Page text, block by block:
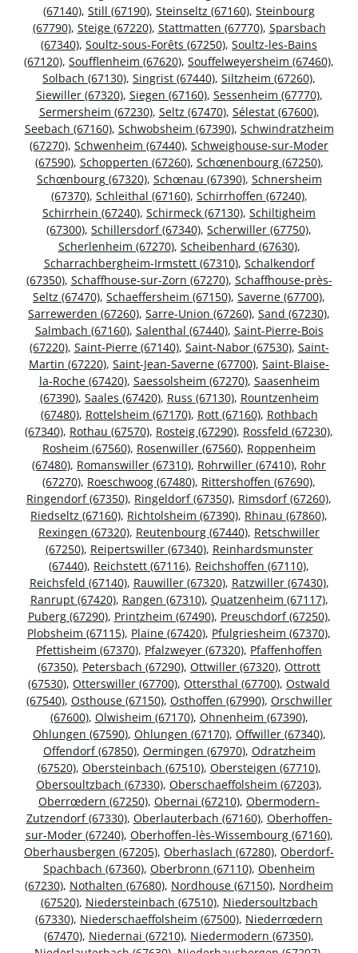
(67140), Still (67190), Steinseltz (67160), Steinbourg
(67790), Steige (67220), Stattmatten (67770), Sparsbach
(67340), Soultz-sous-Forêts (67250), Soultz-les-Bains
(67120), Soufflenheim (67620), Souffelweyersheim (67460),
Solbach (67130), Singrist (67440), Siltzheim (67260),
Siewiller (67320), Siegen (67160), Sessenheim (67770),
Sermersheim (67230), Seltz (67470), Sélestat (67600),
Seebach (67160), Schwobsheim (67390), Schwindratzheim
(67270), Schwenheim (67440), Schweighouse-sur-Moder
(67590), Schopperten (67260), Schœnenbourg (67250),
Schœnbourg (67320), Schœnau (67390), Schnersheim
(67370), Schleithal (67160), Schirrhoffen (67240),
Schirrhein (67240), Schirmeck (67130), Schiltigheim
(67300), Schillersdorf (67340), Scherwiller (67750),
Scherlenheim (67270), Scheibenhard (67630),
Scharrachbergheim-Irmstett (67310), Schalkendorf
(67350), Schaffhouse-sur-Zorn (67270), Schaffhouse-près-
Seltz (67470), Schaeffersheim (67150), Saverne (67700),
Sarrewerden (67260), Sarre-Union (67260), Sand (67230),
Salmbach (67160), Salenthal (67440), Saint-Pierre-Bois
(67220), Saint-Pierre (67140), Saint-Nabor (67530), Saint-
Martin (67220), Saint-Jean-Saverne (67700), Saint-Blaise-
la-Roche (67420), Saessolsheim (67270), Saasenheim
(67390), Saales (67420), Russ (67130), Rountzenheim
(67480), Rottelsheim (67170), Rott (67160), Rothbach
(67340), Rothau (67570), Rosteig (67290), Rossfeld (67230),
Rosheim (67560), Rosenwiller (67560), Roppenheim
(67480), Romanswiller (67310), Rohrwiller (67410), Rohr
(67270), Roeschwoog (67480), Rittershoffen (67690),
Ringendorf (67350), Ringeldorf (67350), Rimsdorf (67260),
Riedseltz (67160), Richtolsheim (67390), Rhinau (67860),
Rexingen (67320), Reutenbourg (67440), Retschwiller
(67250), Reipertswiller (67340), Reinhardsmunster
(67440), Reichstett (67116), Reichshoffen (67110),
Reichsfeld (67140), Rauwiller (67320), Ratzwiller (67430),
Ranrupt (67420), Rangen (67310), Quatzenheim (67117),
Puberg (67290), Printzheim (67490), Preuschdorf (67250),
Plobsheim (67115), Plaine (67420), Pfulgriesheim (67370),
Pfettisheim (67370), Pfalzweyer (67320), Pfaffenhoffen
(67350), Petersbach (67290), Ottwiller (67320), Ottrott
(67530), Otterswiller (67700), Ottersthal (67700), Ostwald
(67540), Osthouse (67150), Osthoffen (67990), Orschwiller
(67600), Olwisheim (67170), Ohnenheim (67390),
Ohlungen (67590), Ohlungen (67170), Offwiller (67340),
Offendorf (67850), Oermingen (67970), Odratzheim
(67520), Obersteinbach (67510), Obersteigen (67710),
Obersoultzbach (67330), Oberschaeffolsheim (67203),
Oberrœdern (67250), Obernai (67210), Obermodern-
Zutzendorf (67330), Oberlauterbach (67160), Oberhoffen-
sur-Moder (67240), Oberhoffen-lès-Wissembourg (67160),
Oberhausbergen (67205), Oberhaslach (67280), Oberdorf-
Spachbach (67360), Oberbronn (67110), Obenheim
(67230), Nothalten (67680), Nordhouse (67150), Nordheim
(67520), Niedersteinbach (67510), Niedersoultzbach
(67330), Niederschaeffolsheim (67500), Niederrœdern
(67470), Niedernai (67210), Niedermodern (67350),